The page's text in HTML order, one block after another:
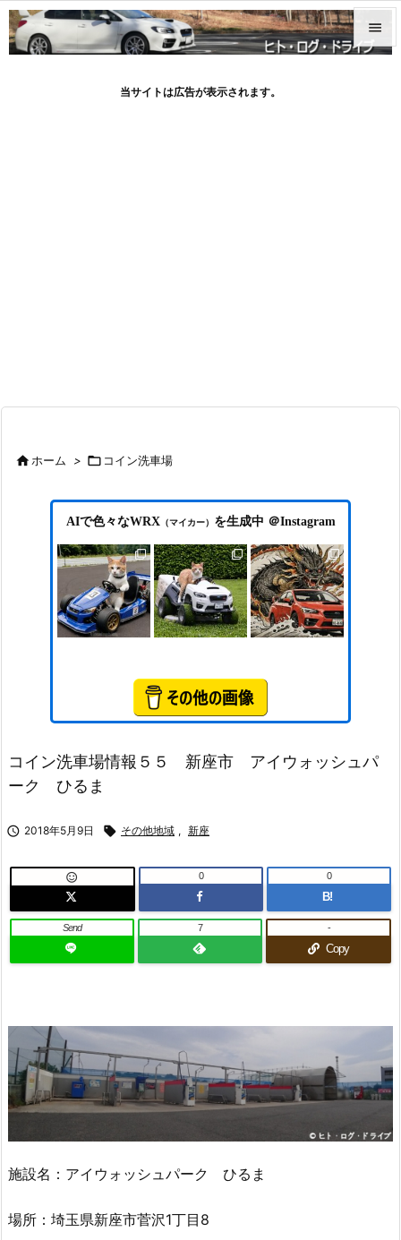

当サイトは広告が表示されます。
ホーム >  コイン洗車場
AIで色々なWRX （マイカー） を生成中 ＠Instagram
コイン洗車場情報５５ 新座市 アイウォッシュパ
ーク ひるま
 2018年5月9日  その他地域 , 新座
 0
B!
0
Send 7
Copy
-
施設名：アイウォッシュパーク ひるま
場所：埼玉県新座市菅沢1丁目8